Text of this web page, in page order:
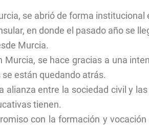
se abrió de forma institucional
en donde el pasado año se
Murcia.
Murcia, se hace gracias a una
están quedando atrás.
entre la sociedad civil y
tienen.
con la formación y